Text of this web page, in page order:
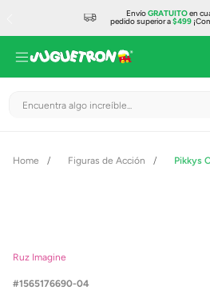
EnvíoGRATUITOen
pedido superior a$499
Encuentra algo increíble...
Figuras de Acción Pikkys
Ruz Imagine
1565176690-04